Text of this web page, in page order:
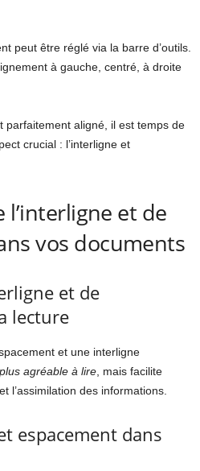
peut être réglé via la barre d’outils.
à gauche, centré, à droite
parfaitement aligné, il est temps de
crucial : l’interligne et
l’interligne et de
vos documents
et de
lecture
et une interligne
plus agréable à lire , mais facilite
l’assimilation des informations.
espacement dans